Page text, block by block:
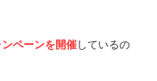
ペーンを開催しているの